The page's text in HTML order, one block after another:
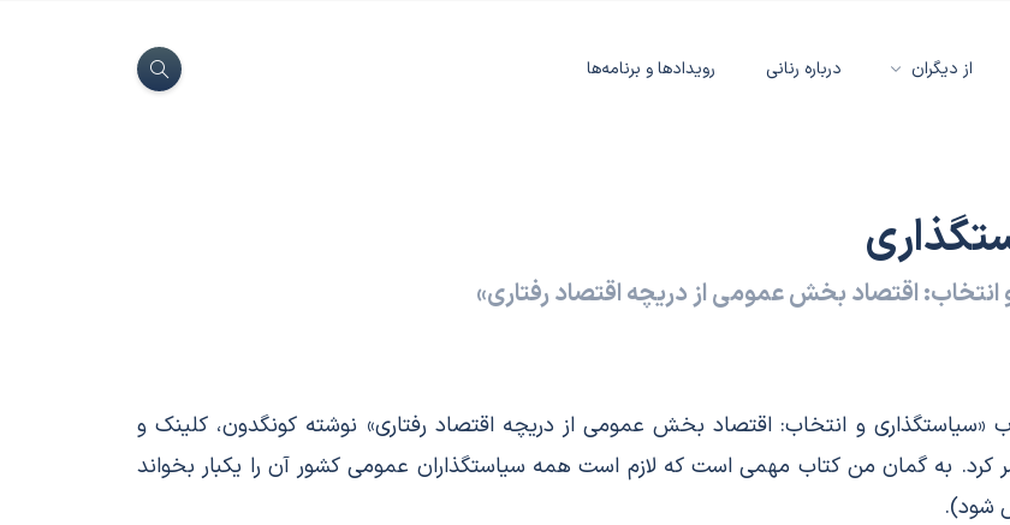
از دیگران درباره رنانی رویدادها و برنامه‌ها
اقتصاد بخش عمومی از دریچه اقتصاد رفتاری»
کتاب «سیاستگذاری و انتخاب: اقتصاد بخش عمومی از دریچه اقتصاد رفتاری» نوشته کونگدون، کلینک و
کرد. به گمان من کتاب مهمی است که لازم است همه سیاستگذاران عمومی کشور آن را یکبار بخواند
شود).